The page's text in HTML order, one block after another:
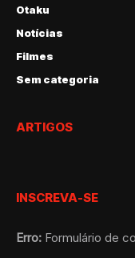
Otaku
Notícias
Filmes
Sem categoria
ARTIGOS
INSCREVA-SE
Erro: Formulário de